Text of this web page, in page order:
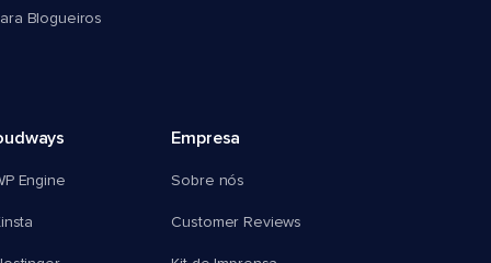
Blogueiros
Engine
Empresa
Sobre nós
Customer Reviews